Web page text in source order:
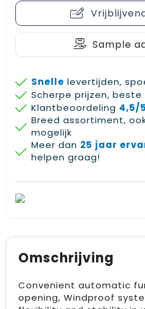
Sample
Snelle levertijden,
Scherpe prijzen, beste
Klantbeoordeling 4,5/5
Breed assortiment,
mogelijk
Meer dan 25 jaar
helpen graag!
Omschrijving
Convenient automatic
opening, Windproof